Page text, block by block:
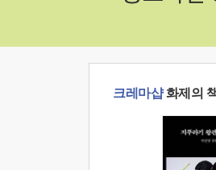
크레마샵화제의